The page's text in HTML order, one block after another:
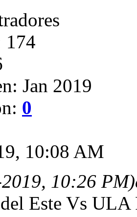
174
Jan 2019
0
10:08 AM
10:26 PM)
Este Vs